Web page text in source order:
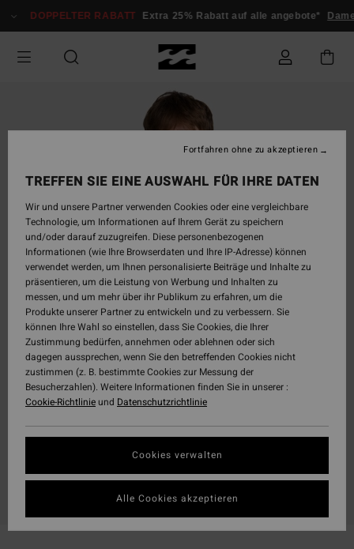
zur
springen
DOPPELTER RABATT Extra 25% Rabatt auf alle angebote* Damen
TREFFEN SIE EINE AUSWAHL FÜR IHRE DATEN
Wir und unsere Partner verwenden Cookies oder eine vergleichbare
Technologie, um Informationen auf Ihrem Gerät zu speichern
und/oder darauf zuzugreifen. Diese personenbezogenen
Informationen (wie Ihre Browserdaten und Ihre IP-Adresse) können
verwendet werden, um Ihnen personalisierte Beiträge und Inhalte zu
präsentieren, um die Leistung von Werbung und Inhalten zu
messen, und um mehr über ihr Publikum zu erfahren, um die
Produkte unserer Partner zu entwickeln und zu verbessern. Sie
können Ihre Wahl so einstellen, dass Sie Cookies, die Ihrer
Zustimmung bedürfen, annehmen oder ablehnen oder sich
dagegen aussprechen, wenn Sie den betreffenden Cookies nicht
zustimmen (z. B. bestimmte Cookies zur Messung der
Besucherzahlen). Weitere Informationen finden Sie in unserer :
Cookie-Richtlinieund Datenschutzrichtlinie
Cookies verwalten
Fortfahren ohne zu akzeptieren
Alle Cookies akzeptieren